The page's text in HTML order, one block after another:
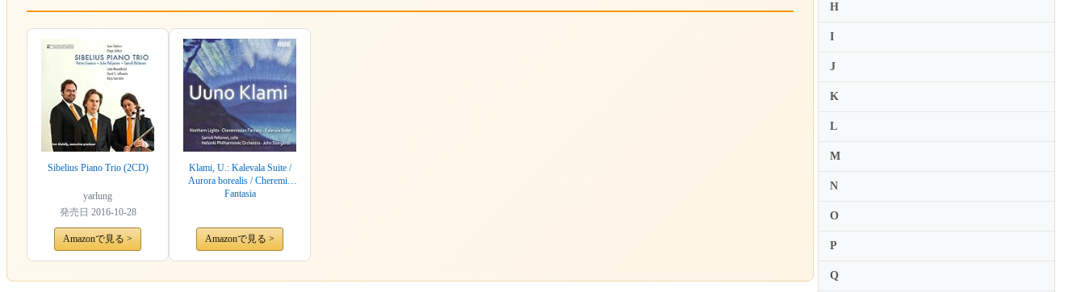
Sibelius Piano Trio (2CD)
yarlung
発売日 2016-10-28
Amazonで見る >
Klami, U.: Kalevala Suite /
Aurora borealis / Cheremis
Fantasia
Amazonで見る >
H
I
J
K
L
M
N
O
P
Q